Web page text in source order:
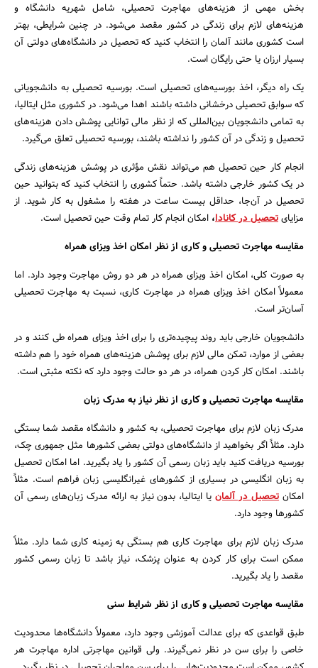
بخش مهمی از هزینه‌های مهاجرت تحصیلی، شامل شهریه دانشگاه و
هزینه‌های لازم برای زندگی در کشور مقصد می‌شود. در چنین شرایطی، بهتر
است کشوری مانند آلمان را انتخاب کنید که تحصیل در دانشگاه‌های دولتی آن
بسیار ارزان یا حتی رایگان است.
یک راه دیگر، اخذ بورسیه‌های تحصیلی است. بورسیه تحصیلی به دانشجویانی
که سوابق تحصیلی درخشانی داشته باشند اهدا می‌شود. در کشوری مثل ایتالیا،
به تمامی دانشجویان بین‌المللی که از نظر مالی توانایی پوشش دادن هزینه‌های
تحصیل و زندگی در آن کشور را نداشته باشند، بورسیه تحصیلی تعلق می‌گیرد.
انجام کار حین تحصیل هم می‌تواند نقش مؤثری در پوشش هزینه‌های زندگی
در یک کشور خارجی داشته باشد. حتماً کشوری را انتخاب کنید که بتوانید حین
تحصیل در آن‌جا، حداقل بیست ساعت در هفته را مشغول به کار شوید. از
مزایایتحصیل در کانادا، امکان انجام کار تمام وقت حین تحصیل است.
مقایسه مهاجرت تحصیلی و کاری از نظر امکان اخذ ویزای همراه
به صورت کلی، امکان اخذ ویزای همراه در هر دو روش مهاجرت وجود دارد. اما
معمولاً امکان اخذ ویزای همراه در مهاجرت کاری، نسبت به مهاجرت تحصیلی
آسان‌تر است.
دانشجویان خارجی باید روند پیچیده‌تری را برای اخذ ویزای همراه طی کنند و در
بعضی از موارد، تمکن مالی لازم برای پوشش هزینه‌های همراه خود را هم داشته
باشند. امکان کار کردن همراه، در هر دو حالت وجود دارد که نکته مثبتی است.
مقایسه مهاجرت تحصیلی و کاری از نظر نیاز به مدرک زبان
مدرک زبان لازم برای مهاجرت تحصیلی، به کشور و دانشگاه مقصد شما بستگی
دارد. مثلاً اگر بخواهید از دانشگاه‌های دولتی بعضی کشورها مثل جمهوری چک،
بورسیه دریافت کنید باید زبان رسمی آن کشور را یاد بگیرید. اما امکان تحصیل
به زبان انگلیسی در بسیاری از کشورهای غیرانگلیسی زبان فراهم است. مثلاً
امکان تحصیل در آلمانیا ایتالیا، بدون نیاز به ارائه مدرک زبان‌های رسمی آن
کشورها وجود دارد.
مدرک زبان لازم برای مهاجرت کاری هم بستگی به زمینه کاری شما دارد. مثلاً
ممکن است برای کار کردن به عنوان پزشک، نیاز باشد تا زبان رسمی کشور
مقصد را یاد بگیرید.
مقایسه مهاجرت تحصیلی و کاری از نظر شرایط سنی
طبق قواعدی که برای عدالت آموزشی وجود دارد، معمولاً دانشگاه‌ها محدودیت
خاصی را برای سن در نظر نمی‌گیرند. ولی قوانین مهاجرتی اداره مهاجرت هر